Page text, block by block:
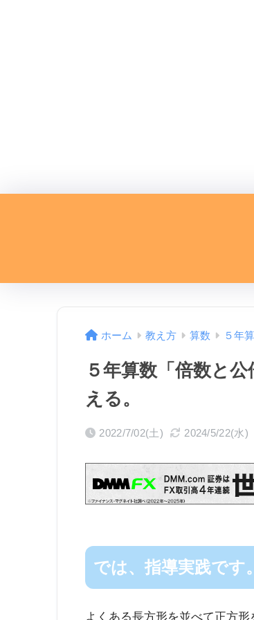
ホーム 教え方 算数 ５年
５年算数「倍数と
える。
2022/7/02(土) 2024/5/22(水)
では、指導実践です。
よくある長方形を並べて正方形